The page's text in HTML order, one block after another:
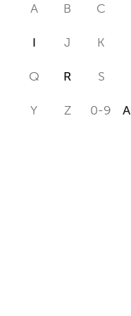
A B C
J K
Q R S
Y Z 0-9